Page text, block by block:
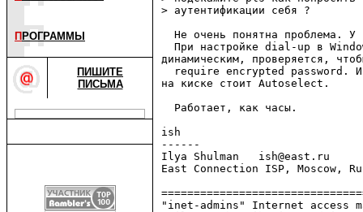
П РОГРАММЫ
ПИШИТЕ
ПИСЬМА
> аутентификации себя ?
Не очень понятна проблема. У
При настройке dial-up в
динамическим, проверяется,
require encrypted password.
на киске стоит Autoselect.
  Работает, как часы.
ish
------
Ilya Shulman   ish@east.ru
East Connection ISP, Moscow,
"inet-admins" Internet access